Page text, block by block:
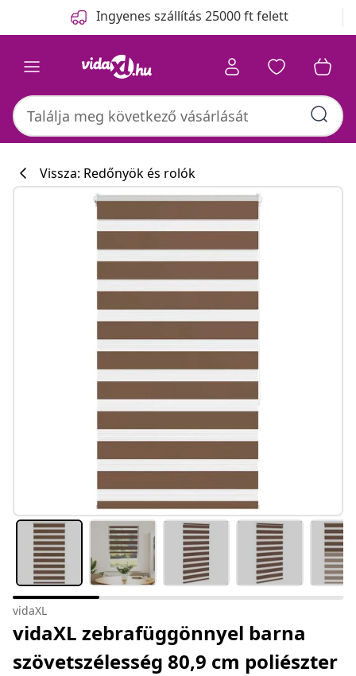
Ingyenes szállítás 25000 ft felett
Vissza: Redőnyök és rolók
vidaXL
vidaXL zebrafüggönnyel barna
szövetszélesség 80,9 cm poliészter